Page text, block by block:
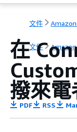
文件
文件
在
撥來電
PDF RSS